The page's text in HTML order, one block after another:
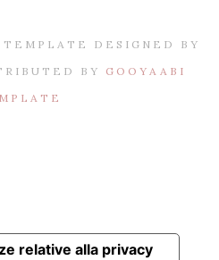
DESIGNED BY
BY
GOOYAABI
relative alla privacy